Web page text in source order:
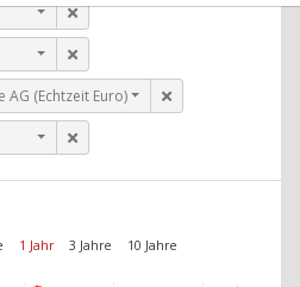
(Echtzeit Euro)
1 Jahr 3 Jahre 10 Jahre